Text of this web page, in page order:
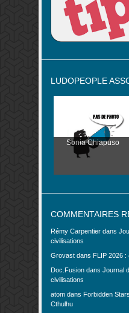
LUDOPEOPLE
Sonia Chiapuso
COMMENTAIRES
Rémy Carpentier dans
civilisations
Grovast dans FLIP 2026 :
Doc.Fusion dans Journal
civilisations
atom dans Forbidden
Cthulhu